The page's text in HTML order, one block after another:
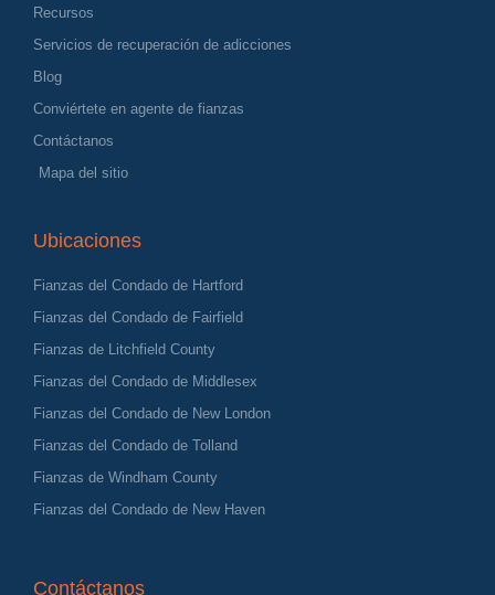
Recursos
Servicios de recuperación de adicciones
Blog
Conviértete en agente de fianzas
Contáctanos
Mapa del sitio
Ubicaciones
Fianzas del Condado de Hartford
Fianzas del Condado de Fairfield
Fianzas de Litchfield County
Fianzas del Condado de Middlesex
Fianzas del Condado de New London
Fianzas del Condado de Tolland
Fianzas de Windham County
Fianzas del Condado de New Haven
Contáctanos